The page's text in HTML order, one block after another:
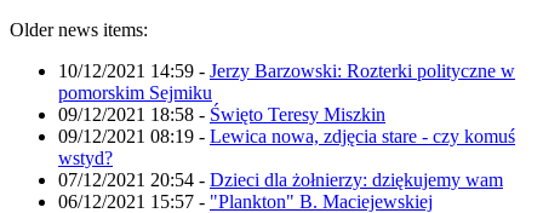
Older news items:
10/12/2021 14:59 - Jerzy Barzowski: Rozterki polityczne w
pomorskim Sejmiku
09/12/2021 18:58 - Święto Teresy Miszkin
09/12/2021 08:19 - Lewica nowa, zdjęcia stare - czy komuś
wstyd?
07/12/2021 20:54 - Dzieci dla żołnierzy: dziękujemy wam
06/12/2021 15:57 - "Plankton" B. Maciejewskiej